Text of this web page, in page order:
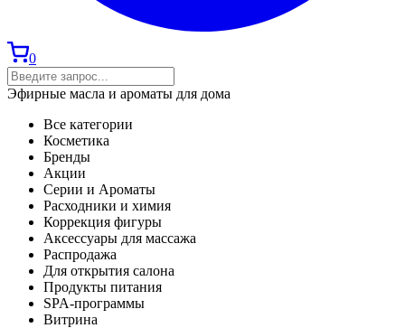
0
Эфирные масла и ароматы для дома
Все категории
Косметика
Бренды
Акции
Серии и Ароматы
Расходники и химия
Коррекция фигуры
Аксессуары для массажа
Распродажа
Для открытия салона
Продукты питания
SPA-программы
Витрина